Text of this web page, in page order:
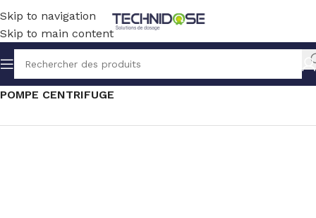
Skip to navigation
Skip to main content
Accueil TRANSFERT SOLUTION ELECTRIQUE
POMPE CENTRIFUGE